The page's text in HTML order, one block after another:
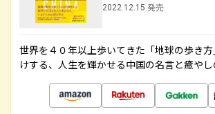
2022.12.15 発売
世界を４０年以上歩いてきた「地球の歩き
けする、人生を輝かせる中国の名言と癒や